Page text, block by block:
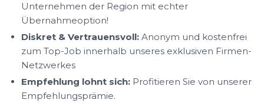
Unternehmen der Region mit echter
Übernahmeoption!
Diskret & Vertrauensvoll: Anonym und kostenfrei
zum Top-Job innerhalb unseres exklusiven Firmen-
Netzwerkes
Empfehlung lohnt sich: Profitieren Sie von unserer
Empfehlungsprämie.